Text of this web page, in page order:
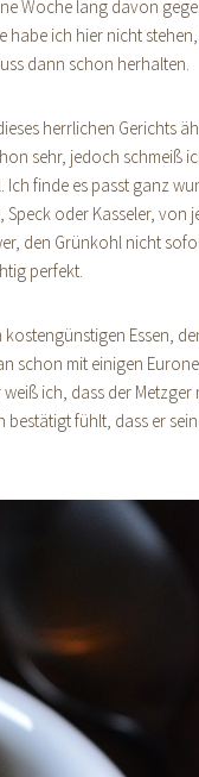
Woche lang davon
habe ich hier nicht
dann schon herhalten.
herrlichen Gerichts
sehr, jedoch schmeiß
Ich finde es passt ganz
oder Kasseler, von
den Grünkohl nicht
perfekt.
Essen,
schon mit einigen
ich, dass der Metzger
fühlt, dass er